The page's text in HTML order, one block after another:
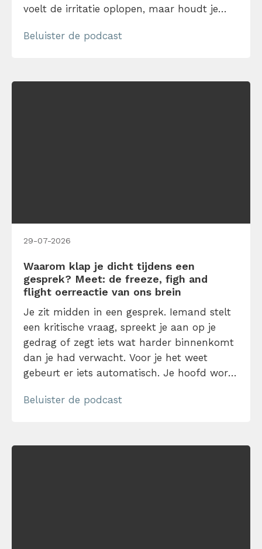
voelt de irritatie oplopen, maar houdt je
tenslotte al snel onprofessioneel… of mag
Beluister de podcast
29-07-2026
Waarom klap je dicht tijdens een
gesprek? Meet: de freeze, figh and
flight oerreactie van ons brein
Je zit midden in een gesprek. Iemand stelt
een kritische vraag, spreekt je aan op je
gedrag of zegt iets wat harder binnenkomt
dan je had verwacht. Voor je het weet
gebeurt er iets automatisch. Je hoofd wordt
misschien haak jij wel af? Waarom reageer
Beluister de podcast